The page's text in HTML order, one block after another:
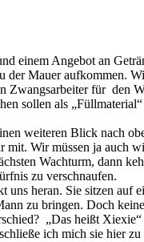
einem Angebot an
Mauer aufkommen.
für den
sollen als
weiteren Blick nach
mit. Wir müssen ja
Wachturm, dann
zu verschnaufen.
heran. Sie sitzen
zu bringen. Doch
„Das heißt
ich mich sie hier